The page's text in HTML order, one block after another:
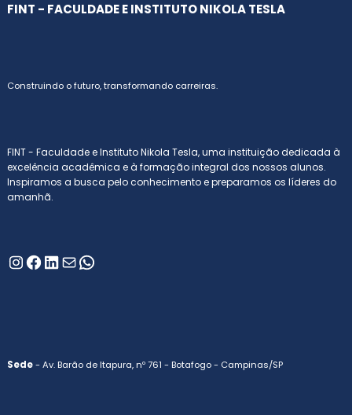
FINT - FACULDADE E INSTITUTO NIKOLA TESLA
Construindo o futuro, transformando carreiras.
FINT - Faculdade e Instituto Nikola Tesla, uma instituição dedicada à
excelência acadêmica e à formação integral dos nossos alunos.
Inspiramos a busca pelo conhecimento e preparamos os líderes do
amanhã.
Instagram
Facebook
LinkedIn
E-mailWhatsApp
Sede- Av. Barão de Itapura, nº 761 - Botafogo - Campinas/SP